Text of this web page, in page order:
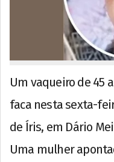
Um vaqueiro de 45
faca nesta sexta-
de Íris, em Dário
Uma mulher